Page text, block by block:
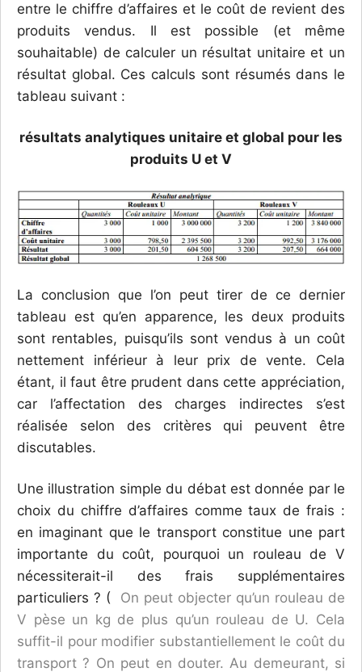
entre le chiffre d’affaires et le coût de revient des
produits vendus. Il est possible (et même
souhaitable) de calculer un résultat unitaire et un
résultat global. Ces calculs sont résumés dans le
tableau suivant :
résultats analytiques unitaire et global pour les
produits U et V
La conclusion que l’on peut tirer de ce dernier
tableau est qu’en apparence, les deux produits
sont rentables, puisqu’ils sont vendus à un coût
nettement inférieur à leur prix de vente. Cela
étant, il faut être prudent dans cette appréciation,
car l’affectation des charges indirectes s’est
réalisée selon des critères qui peuvent être
discutables.
Une illustration simple du débat est donnée par le
choix du chiffre d’affaires comme taux de frais :
en imaginant que le transport constitue une part
importante du coût, pourquoi un rouleau de V
nécessiterait-il des frais supplémentaires
particuliers ? ( On peut objecter qu’un rouleau de
V pèse un kg de plus qu’un rouleau de U. Cela
suffit-il pour modifier substantiellement le coût du
transport ? On peut en douter. Au demeurant, si